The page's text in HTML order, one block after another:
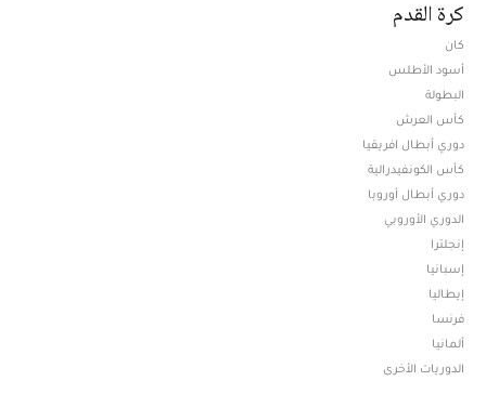
كرة القدم
كان
أسود الأطلس
البطولة
كأس العرش
دوري أبطال افريقيا
كأس الكونفيدرالية
دوري أبطال أوروبا
الدوري الأوروبي
إنجلترا
إسبانيا
إيطاليا
فرنسا
ألمانيا
الدوريات الأخرى